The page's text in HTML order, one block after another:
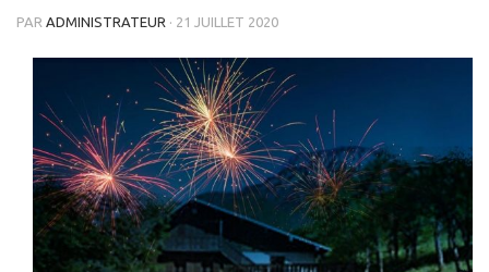
PAR ADMINISTRATEUR · 21 JUILLET 2020